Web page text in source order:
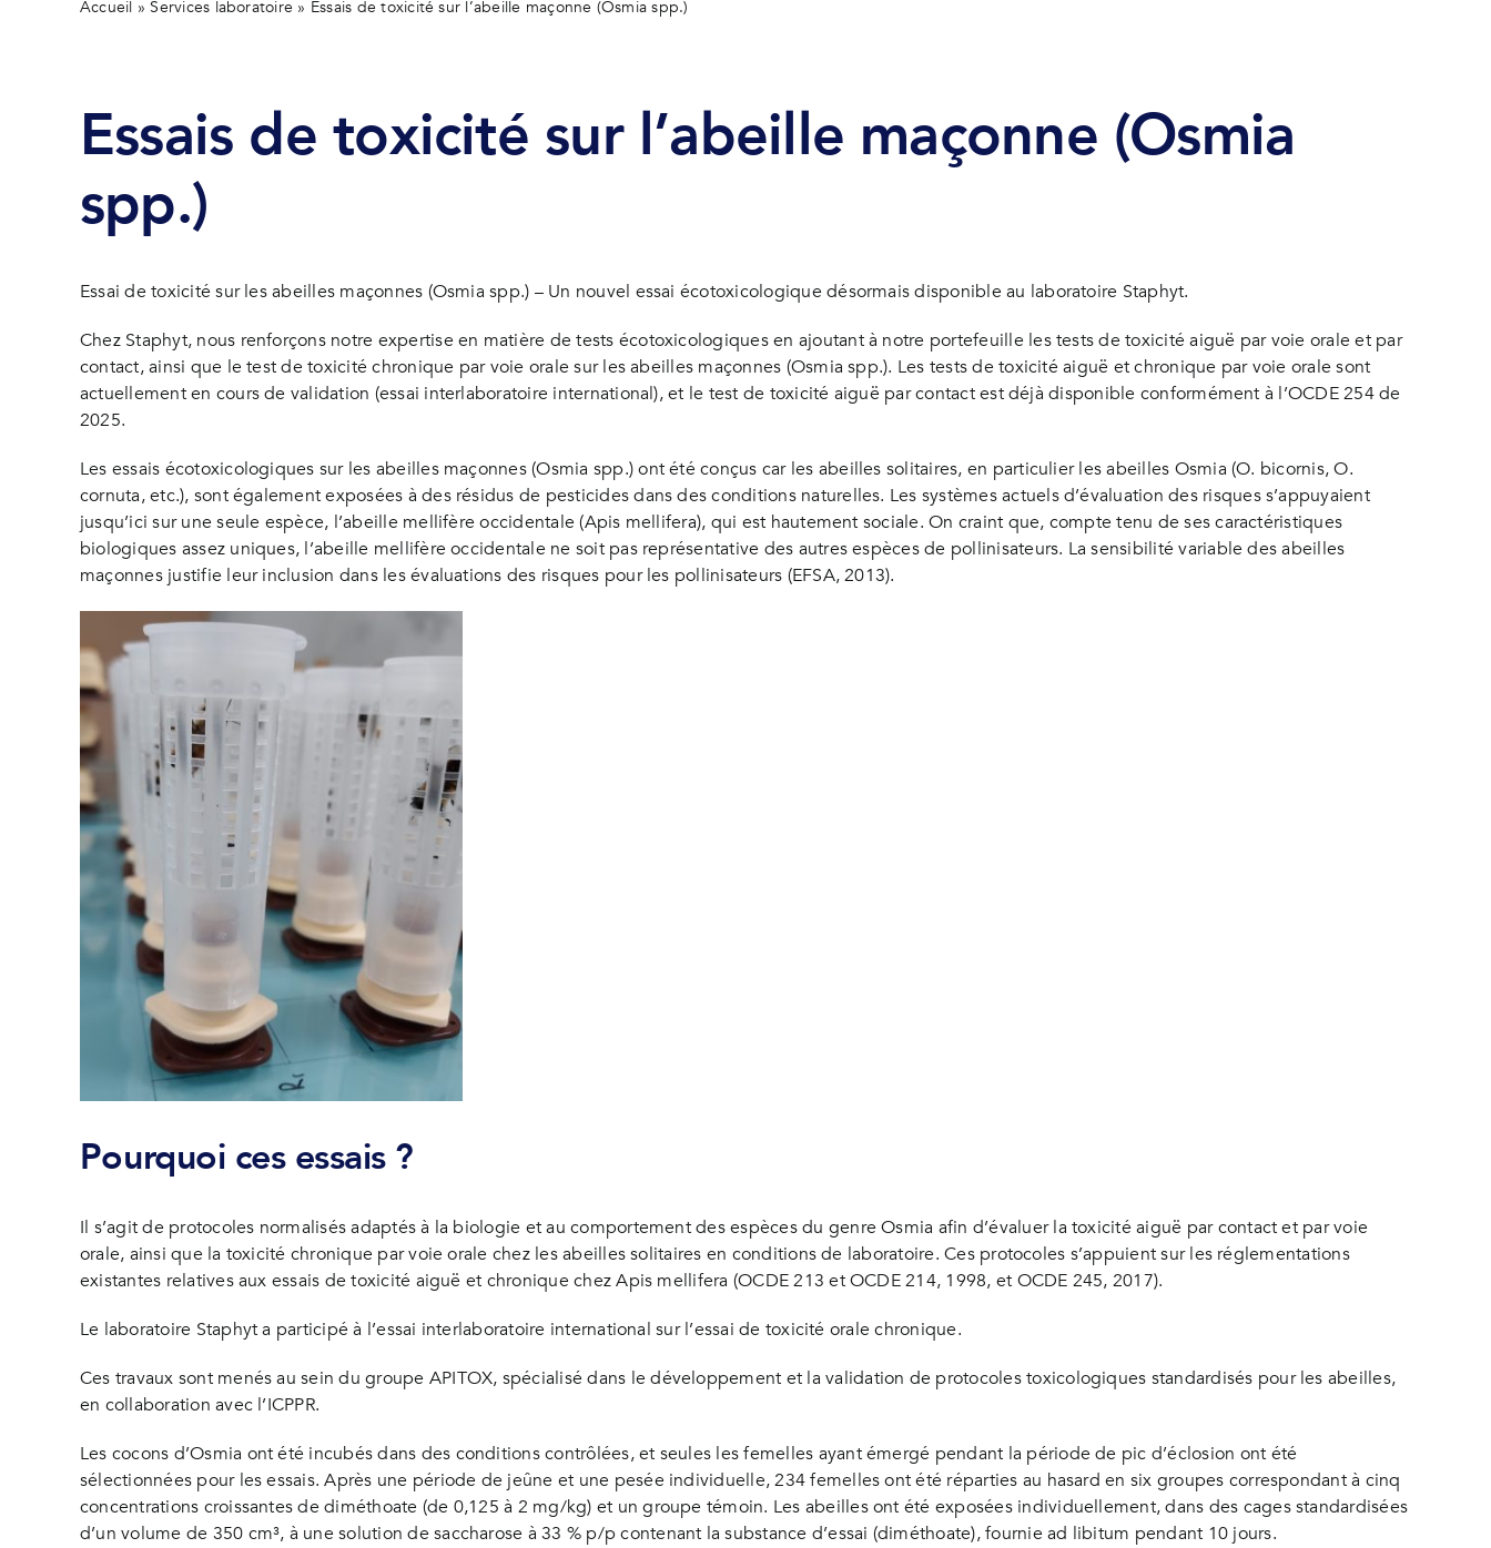
Accueil » Services laboratoire » Essais de toxicité sur l’abeille maçonne (Osmia spp.)
Essais de toxicité sur l’abeille maçonne (Osmia
spp.)
Essai de toxicité sur les abeilles maçonnes (Osmia spp.) – Un nouvel essai écotoxicologique désormais disponible au laboratoire Staphyt.
Chez Staphyt, nous renforçons notre expertise en matière de tests écotoxicologiques en ajoutant à notre portefeuille les tests de toxicité aiguë par voie orale et par
contact, ainsi que le test de toxicité chronique par voie orale sur les abeilles maçonnes (Osmia spp.). Les tests de toxicité aiguë et chronique par voie orale sont
actuellement en cours de validation (essai interlaboratoire international), et le test de toxicité aiguë par contact est déjà disponible conformément à l’OCDE 254 de
2025.
Les essais écotoxicologiques sur les abeilles maçonnes (Osmia spp.) ont été conçus car les abeilles solitaires, en particulier les abeilles Osmia (O. bicornis, O.
cornuta, etc.), sont également exposées à des résidus de pesticides dans des conditions naturelles. Les systèmes actuels d’évaluation des risques s’appuyaient
jusqu’ici sur une seule espèce, l’abeille mellifère occidentale (Apis mellifera), qui est hautement sociale. On craint que, compte tenu de ses caractéristiques
biologiques assez uniques, l’abeille mellifère occidentale ne soit pas représentative des autres espèces de pollinisateurs. La sensibilité variable des abeilles
maçonnes justifie leur inclusion dans les évaluations des risques pour les pollinisateurs (EFSA, 2013).
Pourquoi ces essais ?
Il s’agit de protocoles normalisés adaptés à la biologie et au comportement des espèces du genre Osmia afin d’évaluer la toxicité aiguë par contact et par voie
orale, ainsi que la toxicité chronique par voie orale chez les abeilles solitaires en conditions de laboratoire. Ces protocoles s’appuient sur les réglementations
existantes relatives aux essais de toxicité aiguë et chronique chez Apis mellifera (OCDE 213 et OCDE 214, 1998, et OCDE 245, 2017).
Le laboratoire Staphyt a participé à l’essai interlaboratoire international sur l’essai de toxicité orale chronique.
Ces travaux sont menés au sein du groupe APITOX, spécialisé dans le développement et la validation de protocoles toxicologiques standardisés pour les abeilles,
en collaboration avec l’ICPPR.
Les cocons d’Osmia ont été incubés dans des conditions contrôlées, et seules les femelles ayant émergé pendant la période de pic d’éclosion ont été
sélectionnées pour les essais. Après une période de jeûne et une pesée individuelle, 234 femelles ont été réparties au hasard en six groupes correspondant à cinq
concentrations croissantes de diméthoate (de 0,125 à 2 mg/kg) et un groupe témoin. Les abeilles ont été exposées individuellement, dans des cages standardisées
d’un volume de 350 cm³, à une solution de saccharose à 33 % p/p contenant la substance d’essai (diméthoate), fournie ad libitum pendant 10 jours.